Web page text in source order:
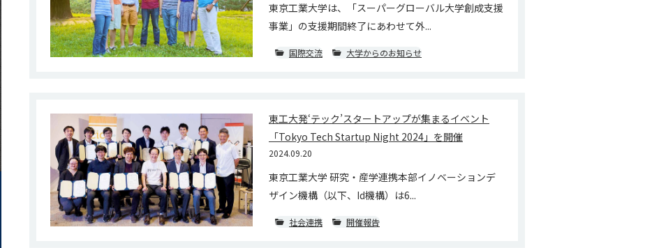
東京工業大学は、「スーパーグローバル大学創成支援
事業」の支援期間終了にあわせて外...
国際交流 大学からのお知らせ
東工大発‘テック’スタートアップが集まるイベント
「Tokyo Tech Startup Night 2024」を開催
2024.09.20
東京工業大学 研究・産学連携本部イノベーションデ
ザイン機構（以下、Id機構）は6...
社会連携 開催報告